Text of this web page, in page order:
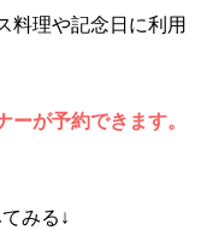
料理や記念日に利用
が予約できます。
みる↓